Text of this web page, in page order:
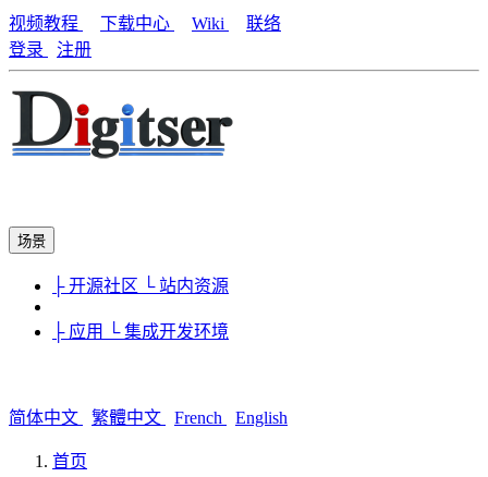
视频教程 下载中心 Wiki
联络
登录
注册
场景
├ 开源社区 └ 站内资源
├ 应用 └ 集成开发环境
简体中文 繁體中文 French English
首页